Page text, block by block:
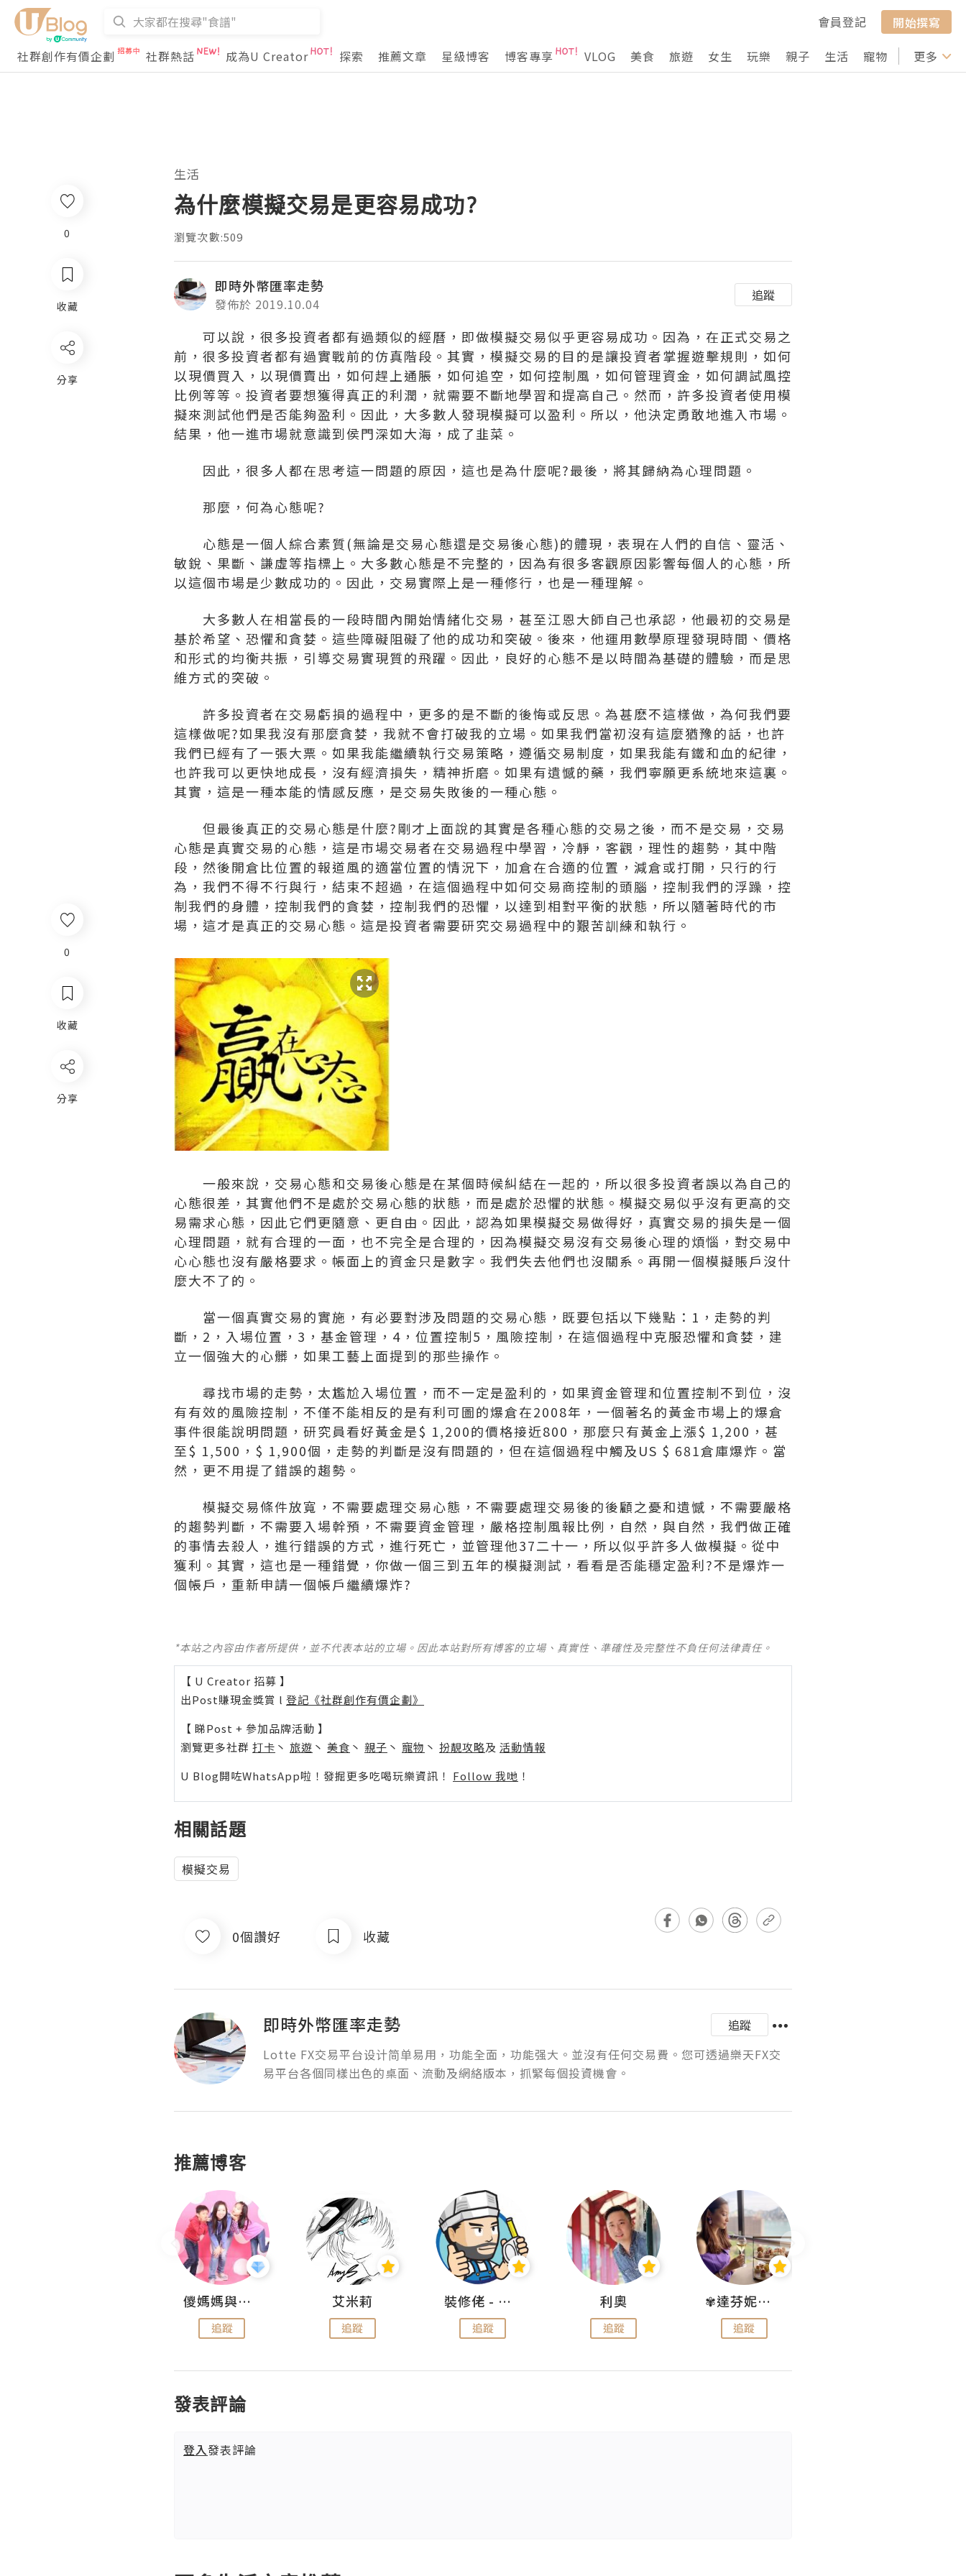
會員登記
開始撰寫
社群創作有價企劃
社群熱話 成為U Creator 探索 推薦文章 星級博客 博客專享 VLOG 美食 旅遊 女生 玩樂 親子 生活 寵物 行山 打卡
更多
0
收藏
分享
生活
為什麼模擬交易是更容易成功?
瀏覽次數:509
即時外幣匯率走勢
發佈於 2019.10.04
追蹤
可以說，很多投資者都有過類似的經曆，即做模擬交易似乎更容易成功。因為，在正式交易之
前，很多投資者都有過實戰前的仿真階段。其實，模擬交易的目的是讓投資者掌握遊擊規則，如何
以現價買入，以現價賣出，如何趕上通脹，如何追空，如何控制風，如何管理資金，如何調試風控
比例等等。投資者要想獲得真正的利潤，就需要不斷地學習和提高自己。然而，許多投資者使用模
擬來測試他們是否能夠盈利。因此，大多數人發現模擬可以盈利。所以，他決定勇敢地進入市場。
結果，他一進市場就意識到侯門深如大海，成了韭菜。
因此，很多人都在思考這一問題的原因，這也是為什麼呢?最後，將其歸納為心理問題。
那麼，何為心態呢?
心態是一個人綜合素質(無論是交易心態還是交易後心態)的體現，表現在人們的自信、靈活、
敏銳、果斷、謙虛等指標上。大多數心態是不完整的，因為有很多客觀原因影響每個人的心態，所
以這個市場是少數成功的。因此，交易實際上是一種修行，也是一種理解。
大多數人在相當長的一段時間內開始情緒化交易，甚至江恩大師自己也承認，他最初的交易是
基於希望、恐懼和貪婪。這些障礙阻礙了他的成功和突破。後來，他運用數學原理發現時間、價格
和形式的均衡共振，引導交易實現質的飛躍。因此，良好的心態不是以時間為基礎的體驗，而是思
維方式的突破。
許多投資者在交易虧損的過程中，更多的是不斷的後悔或反思。為甚麽不這樣做，為何我們要
這樣做呢?如果我沒有那麼貪婪，我就不會打破我的立場。如果我們當初沒有這麼猶豫的話，也許
我們已經有了一張大票。如果我能繼續執行交易策略，遵循交易制度，如果我能有鐵和血的紀律，
也許我可以更快地成長，沒有經濟損失，精神折磨。如果有遺憾的藥，我們寧願更系統地來這裏。
其實，這是一種本能的情感反應，是交易失敗後的一種心態。
但最後真正的交易心態是什麼?剛才上面說的其實是各種心態的交易之後，而不是交易，交易
心態是真實交易的心態，這是市場交易者在交易過程中學習，冷靜，客觀，理性的趨勢，其中階
段，然後開倉比位置的報道風的適當位置的情況下，加倉在合適的位置，減倉或打開，只行的行
為，我們不得不行與行，結束不超過，在這個過程中如何交易商控制的頭腦，控制我們的浮躁，控
制我們的身體，控制我們的貪婪，控制我們的恐懼，以達到相對平衡的狀態，所以隨著時代的市
場，這才是真正的交易心態。這是投資者需要研究交易過程中的艱苦訓練和執行。
一般來說，交易心態和交易後心態是在某個時候糾結在一起的，所以很多投資者誤以為自己的
心態很差，其實他們不是處於交易心態的狀態，而是處於恐懼的狀態。模擬交易似乎沒有更高的交
易需求心態，因此它們更隨意、更自由。因此，認為如果模擬交易做得好，真實交易的損失是一個
心理問題，就有合理的一面，也不完全是合理的，因為模擬交易沒有交易後心理的煩惱，對交易中
心心態也沒有嚴格要求。帳面上的資金只是數字。我們失去他們也沒關系。再開一個模擬賬戶沒什
麼大不了的。
當一個真實交易的實施，有必要對涉及問題的交易心態，既要包括以下幾點：1，走勢的判
斷，2，入場位置，3，基金管理，4，位置控制5，風險控制，在這個過程中克服恐懼和貪婪，建
立一個強大的心髒，如果工藝上面提到的那些操作。
尋找市場的走勢，太尷尬入場位置，而不一定是盈利的，如果資金管理和位置控制不到位，沒
有有效的風險控制，不僅不能相反的是有利可圖的爆倉在2008年，一個著名的黃金市場上的爆倉
事件很能說明問題，研究員看好黃金是$ 1,200的價格接近800，那麼只有黃金上漲$ 1,200，甚
至$ 1,500，$ 1,900個，走勢的判斷是沒有問題的，但在這個過程中觸及US $ 681倉庫爆炸。當
然，更不用提了錯誤的趨勢。
模擬交易條件放寬，不需要處理交易心態，不需要處理交易後的後顧之憂和遺憾，不需要嚴格
的趨勢判斷，不需要入場幹預，不需要資金管理，嚴格控制風報比例，自然，與自然，我們做正確
的事情去殺人，進行錯誤的方式，進行死亡，並管理他37二十一，所以似乎許多人做模擬。從中
獲利。其實，這也是一種錯覺，你做一個三到五年的模擬測試，看看是否能穩定盈利?不是爆炸一
個帳戶，重新申請一個帳戶繼續爆炸?
*本站之內容由作者所提供，並不代表本站的立場。因此本站對所有博客的立場、真實性、準確性及完整性不負任何法律責任。
【 U Creator 招募 】
出Post賺現金獎賞 l 登記《社群創作有價企劃》
【 睇Post + 參加品牌活動 】
瀏覽更多社群 打卡 丶 旅遊 丶 美食 丶 親子 丶 寵物 丶 扮靚攻略及 活動情報
U Blog開咗WhatsApp啦！發掘更多吃喝玩樂資訊！ Follow 我哋 ！
相關話題
模擬交易
0個讚好 收藏
即時外幣匯率走勢
追蹤
Lotte FX交易平台设计简单易用，功能全面，功能强大。並沒有任何交易費。您可透過樂天FX交
易平台各個同樣出色的桌面、流動及網絡版本，抓緊每個投資機會。
推薦博客
儍媽媽與兩隻小魔怪之家
追蹤
艾米莉
追蹤
裝修佬 - 香港一站式網上裝修平台
追蹤
利奧
追蹤
✾達芬妮•愛孩子•愛生活✾
追蹤
發表評論
登入發表評論
0
收藏
分享